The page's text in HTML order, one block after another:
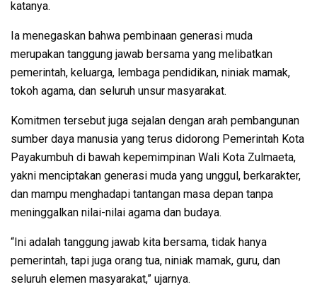
katanya.
Ia menegaskan bahwa pembinaan generasi muda
merupakan tanggung jawab bersama yang melibatkan
pemerintah, keluarga, lembaga pendidikan, niniak mamak,
tokoh agama, dan seluruh unsur masyarakat.
Komitmen tersebut juga sejalan dengan arah pembangunan
sumber daya manusia yang terus didorong Pemerintah Kota
Payakumbuh di bawah kepemimpinan Wali Kota Zulmaeta,
yakni menciptakan generasi muda yang unggul, berkarakter,
dan mampu menghadapi tantangan masa depan tanpa
meninggalkan nilai-nilai agama dan budaya.
“Ini adalah tanggung jawab kita bersama, tidak hanya
pemerintah, tapi juga orang tua, niniak mamak, guru, dan
seluruh elemen masyarakat,” ujarnya.